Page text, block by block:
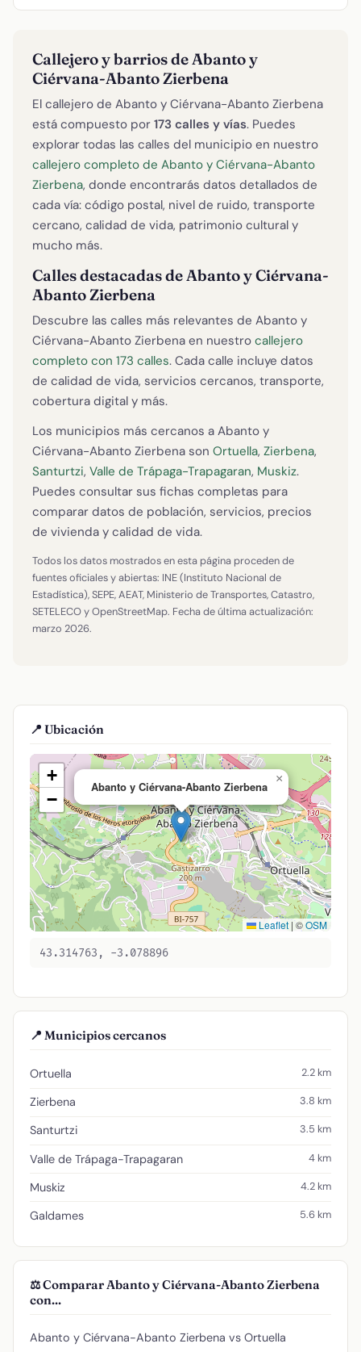
Callejero y barrios de Abanto y
Ciérvana-Abanto Zierbena
El callejero de Abanto y Ciérvana-Abanto Zierbena
está compuesto por 173 calles y vías. Puedes
explorar todas las calles del municipio en nuestro
callejero completo de Abanto y Ciérvana-Abanto
Zierbena, donde encontrarás datos detallados de
cada vía: código postal, nivel de ruido, transporte
cercano, calidad de vida, patrimonio cultural y
mucho más.
Calles destacadas de Abanto y Ciérvana-
Abanto Zierbena
Descubre las calles más relevantes de Abanto y
Ciérvana-Abanto Zierbena en nuestro callejero
completo con 173 calles. Cada calle incluye datos
de calidad de vida, servicios cercanos, transporte,
cobertura digital y más.
Los municipios más cercanos a Abanto y
Ciérvana-Abanto Zierbena son Ortuella, Zierbena,
Santurtzi, Valle de Trápaga-Trapagaran, Muskiz.
Puedes consultar sus fichas completas para
comparar datos de población, servicios, precios
de vivienda y calidad de vida.
Todos los datos mostrados en esta página proceden de
fuentes oficiales y abiertas: INE (Instituto Nacional de
Estadística), SEPE, AEAT, Ministerio de Transportes, Catastro,
SETELECO y OpenStreetMap. Fecha de última actualización:
marzo 2026.
📍 Ubicación
Abanto y Ciérvana-Abanto Zierbena
×
+
−
Leaflet |©OSM
43.314763, -3.078896
📍 Municipios cercanos
Ortuella 2.2 km
Zierbena 3.8 km
Santurtzi 3.5 km
Valle de Trápaga-Trapagaran 4 km
Muskiz 4.2 km
Galdames 5.6 km
⚖️ Comparar Abanto y Ciérvana-Abanto Zierbena
con...
Abanto y Ciérvana-Abanto Zierbena vs Ortuella